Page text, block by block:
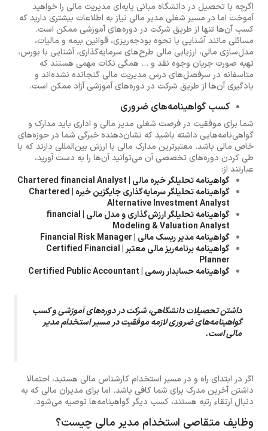
اگرچه با تحصیل در دانشگاه مبانی پایه‌ای مدیریت مالی را خواهید
آموخت اما در مسیر شغلی مدیر مالی نیاز به اطلاعات بیشتری دارید که
کسب آن‌ها تنها از طریق شرکت در دوره‌های آموزشی ممکن است.
مسائلی مانند آشنایی با نحوه بودجه‌ریزی، قوانین بیمه و مالیات،
مدل‌سازی مالی، ارزیابی مالی طرح‌های سرمایه‌گذاری، آشنایی با بورس،
تهیه صورت جریان وجوه نقد و ... همگی نکات مهمی هستند که
متاسفانه در سرفصل‌های درس مدیریت مالی گنجانده نشده‌اند و
یادگیری آن‌ها از طریق شرکت در دوره‌های آموزشی آزاد ممکن است.
کسب گواهینامه‌های ضروری
شما برای موفقیت در فرصت شغلی مدیر مالی و اداری باید مدارک و
گواهی‌نامه‌هایی داشته باشید که نشان‌دهنده خبرگی شما در حوزه‌های
خاص مالی باشد. معتبرترین مدارک مالی با ارزش بین‌المللی دارند که با
طی کردن دوره‌های تخصصی آن می‌توانید آن‌ها را به دست آورید،
عبارتند از:
گواهینامه تحلیلگر خبره مالی | Chartered financial Analyst
گواهینامه تحلیلگر سرمایه‌گذاری جایگزین خبره | Chartered
Alternative Investment Analyst
گواهینامه تحلیلگر ارزش‌گذاری و مدل مالی | financial
Modeling & Valuation Analyst
گواهینامه مدیر ریسک مالی | Financial Risk Manager
گواهینامه برنامه‌ریز مالی معتبر | Certified Financial
Planner
گواهینامه حسابدار رسمی | Certified Public Accountant
داشتن تحصیلات دانشگاهی، شرکت در دوره‌های آموزشی و کسب
گواهینامه‌های ضروری لازمه موفقیت در مسیر استخدام مدیر
مالی است.
اگر در ابتدای راه و در مسیر استخدام کارشناس مالی هستید، احتمالا
داشتن آخرین مدرک برای شما کافی باشد. اما برای مدیران مالی که به
دنبال ارتقاء رتبه هستند، کسب دیگر گواهینامه‌ها توصیه می‌شود.
وظایف متقاصی استخدام مدیر مالی چیست؟